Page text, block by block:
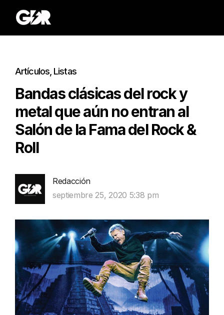
Artículos, Listas
Bandas clásicas del rock y
metal que aún no entran al
Salón de la Fama del Rock &
Roll
Redacción
septiembre 25, 2020 5:38 pm